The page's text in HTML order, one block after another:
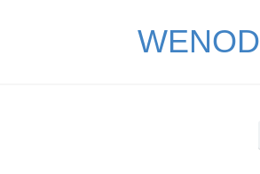
WENOD